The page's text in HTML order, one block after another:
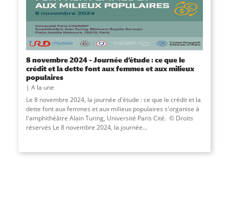
8 novembre 2024 – Journée d’étude : ce que le
crédit et la dette font aux femmes et aux milieux
populaires
A la une
Le 8 novembre 2024, la journée d'étude : ce que le crédit et la
dette font aux femmes et aux milieux populaires s'organise à
l'amphithéâtre Alain Turing, Université Paris Cité. © Droits
réservés Le 8 novembre 2024, la journée...